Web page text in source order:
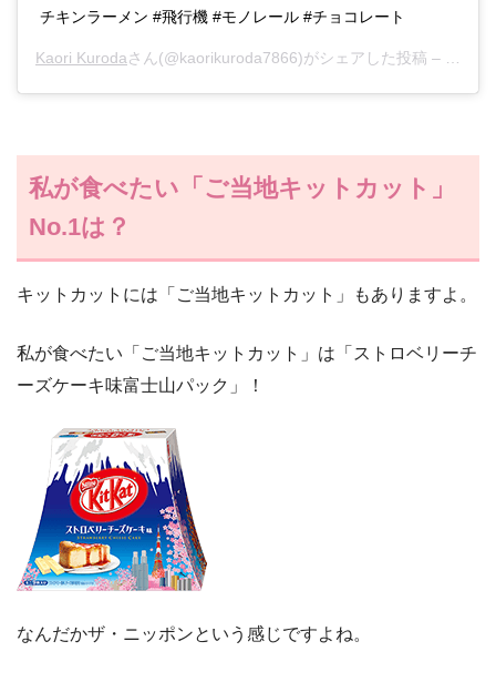
チキンラーメン #飛行機 #モノレール #チョコレート
Kaori Kurodaさん(@kaorikuroda7866)がシェアした投稿 – 2018
私が食べたい「ご当地キットカット」
No.1は？
キットカットには「ご当地キットカット」もありますよ。
私が食べたい「ご当地キットカット」は「ストロベリーチ
ーズケーキ味富士山パック」！
なんだかザ・ニッポンという感じですよね。